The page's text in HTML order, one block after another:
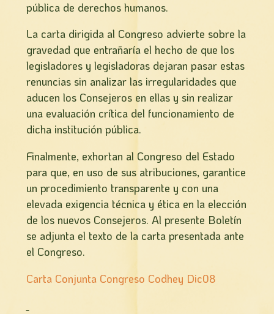
pública de derechos humanos.
La carta dirigida al Congreso advierte sobre la
gravedad que entrañarí­a el hecho de que los
legisladores y legisladoras dejaran pasar estas
renuncias sin analizar las irregularidades que
aducen los Consejeros en ellas y sin realizar
una evaluación crítica del funcionamiento de
dicha institución pública.
Finalmente, exhortan al Congreso del Estado
para que, en uso de sus atribuciones, garantice
un procedimiento transparente y con una
elevada exigencia técnica y ética en la elección
de los nuevos Consejeros. Al presente Boletí­n
se adjunta el texto de la carta presentada ante
el Congreso.
Carta Conjunta Congreso Codhey Dic08